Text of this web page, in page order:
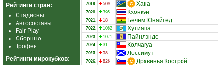
Рейтинги стран:
Стадионы
Автосоставы
Fair Play
Сборные
Трофеи
Рейтинги мирокубков:
7019. 509 Хана
7020. 395 Кхонкэн
7021. 18 Бечем Юнайтед
7022. 1082 Хутиапа
7023. 1071 Пайнлэндс
7024. 31 Колчагуа
7025. 58 Лоссимут
7026. 826 Дравинья Кострой